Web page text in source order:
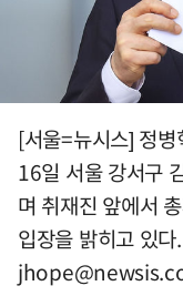
[서울=뉴시스] 정
16일 서울 강서구
며 취재진 앞에서
입장을 밝히고 있